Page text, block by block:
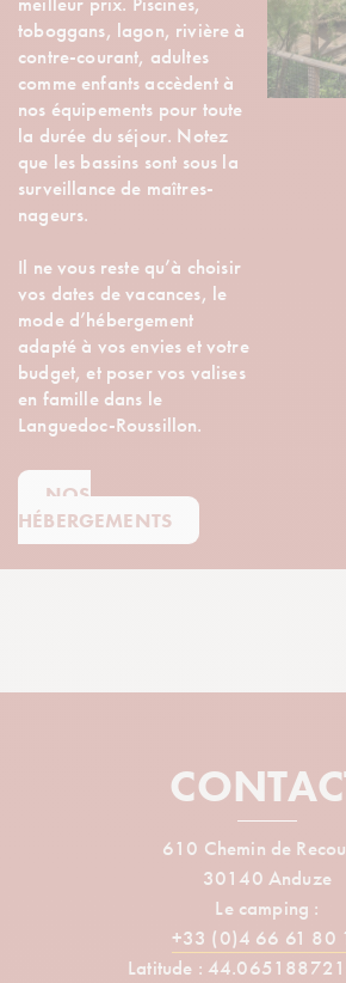
toboggans, lagon, rivière à
contre-courant, adultes
comme enfants accèdent à
nos équipements pour toute
la durée du séjour. Notez
que les bassins sont sous la
surveillance de maîtres-
nageurs.
Il ne vous reste qu’à choisir
vos dates de vacances, le
mode d’hébergement
adapté à vos envies et votre
budget, et poser vos valises
en famille dans le
Languedoc-Roussillon.
NOS
HÉBERGEMENTS
610 Chemin de
30140 Anduze
Le camping :
+33 (0)4 66 61 80
Latitude :